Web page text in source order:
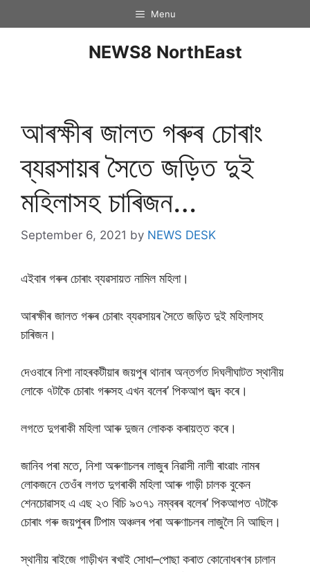
Menu
NEWS8 NorthEast
আৰক্ষীৰ জালত গৰুৰ চোৰাং
ব্যৱসায়ৰ সৈতে জড়িত দুই
মহিলাসহ চাৰিজন…
September 6, 2021 by NEWS DESK
এইবাৰ গৰুৰ চোৰাং ব্যৱসায়ত নামিল মহিলা।
আৰক্ষীৰ জালত গৰুৰ চোৰাং ব্যৱসায়ৰ সৈতে জড়িত দুই মহিলাসহ
চাৰিজন।
দেওবাৰে নিশা নাহৰকটীয়াৰ জয়পুৰ থানাৰ অন্তৰ্গত দিঘলীঘাটত স্থানীয়
লোকে ৭টাকৈ চোৰাং গৰুসহ এখন বলেৰ’ পিকআপ জব্দ কৰে।
লগতে দুগৰাকী মহিলা আৰু দুজন লোকক কৰায়ত্ত কৰে।
জানিব পৰা মতে, নিশা অৰুণাচলৰ লাজুৰ নিৱাসী নালী ৰাংৱাং নামৰ
লোকজনে তেওঁৰ লগত দুগৰাকী মহিলা আৰু গাড়ী চালক বুকেন
শেনচোৱাসহ এ এছ ২৩ বিচি ৯৩৭১ নম্বৰৰ বলেৰ’ পিকআপত ৭টাকৈ
চোৰাং গৰু জয়পুৰৰ টিপাম অঞ্চলৰ পৰা অৰুণাচলৰ লাজুলৈ নি আছিল।
স্থানীয় ৰাইজে গাড়ীখন ৰখাই সোধা–পোছা কৰাত কোনোধৰণৰ চালান